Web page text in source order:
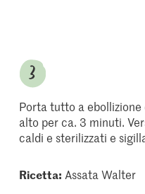
Porta tutto a
alto per ca. 3 minuti.
caldi e sterilizzati e
Ricetta: Assata Walter